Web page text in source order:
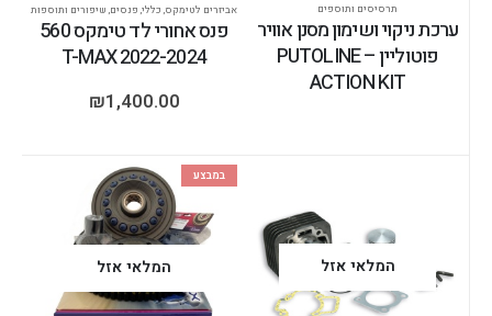
תרסיסים ותוספים
ערכת ניקוי ושימון מסנן אוויר
פוטוליין – PUTOLINE
ACTION KIT
אביזרים לטימקס, כללי, פנסים, שיפורים ותוספות
פנס אחורי לד טימקס 560
2022-2024 T-MAX
₪1,400.00
המלאי אזל
במבצע
המלאי אזל